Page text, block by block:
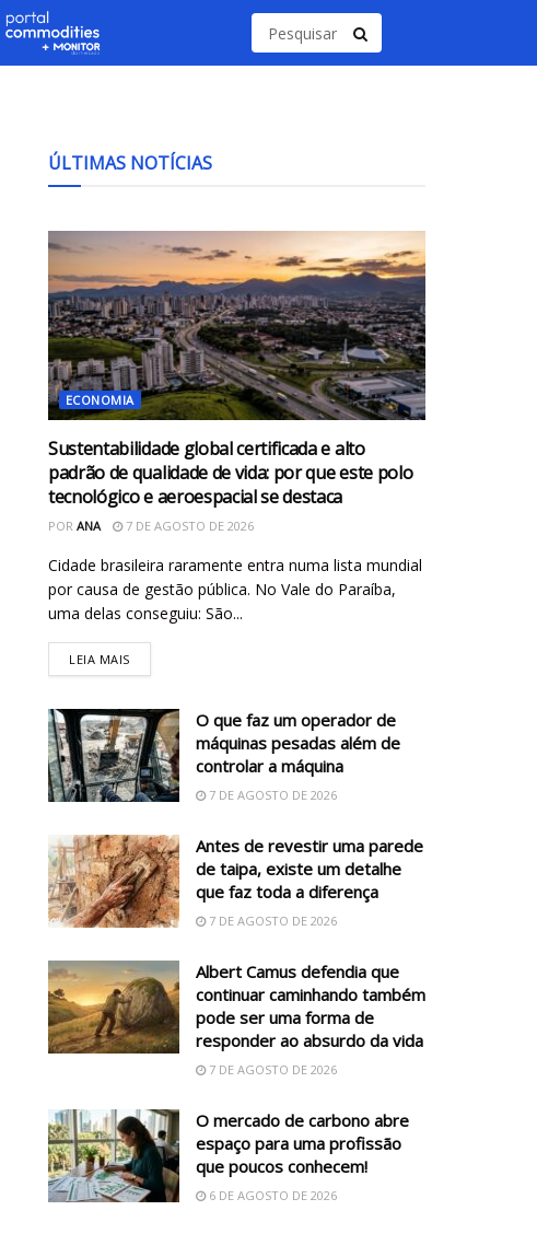
ÚLTIMAS NOTÍCIAS
ECONOMIA
Sustentabilidade global certificada e alto
padrão de qualidade de vida: por que este polo
tecnológico e aeroespacial se destaca
POR ANA 7 DE AGOSTO DE 2026
Cidade brasileira raramente entra numa lista mundial
por causa de gestão pública. No Vale do Paraíba,
uma delas conseguiu: São...
LEIA MAIS
O que faz um operador de
máquinas pesadas além de
controlar a máquina
7 DE AGOSTO DE 2026
Antes de revestir uma parede
de taipa, existe um detalhe
que faz toda a diferença
7 DE AGOSTO DE 2026
Albert Camus defendia que
continuar caminhando também
pode ser uma forma de
responder ao absurdo da vida
7 DE AGOSTO DE 2026
O mercado de carbono abre
espaço para uma profissão
que poucos conhecem!
6 DE AGOSTO DE 2026